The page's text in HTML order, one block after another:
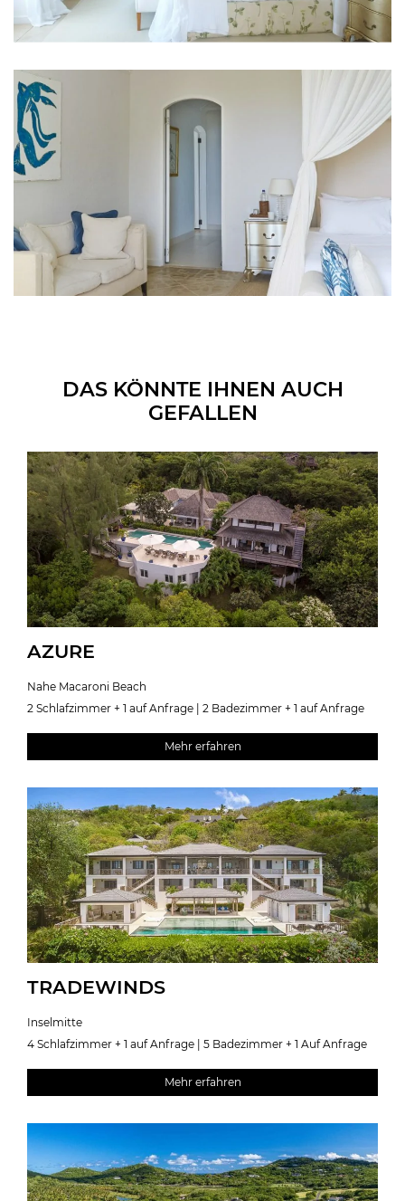
DAS KÖNNTE IHNEN AUCH
GEFALLEN
AZURE
Nahe Macaroni Beach
2 Schlafzimmer + 1 auf Anfrage | 2 Badezimmer + 1 auf Anfrage
Mehr erfahren
TRADEWINDS
Inselmitte
4 Schlafzimmer + 1 auf Anfrage | 5 Badezimmer + 1 Auf Anfrage
Mehr erfahren